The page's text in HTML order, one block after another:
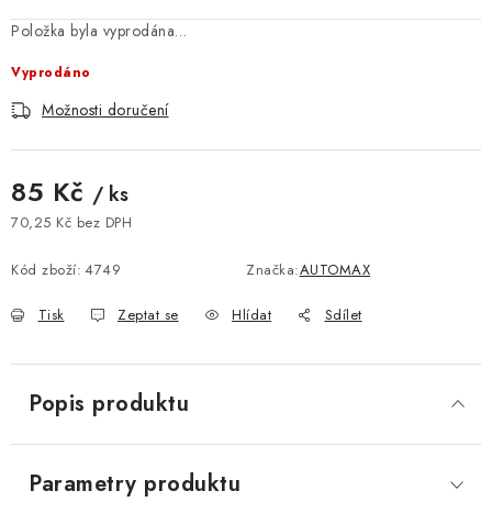
Položka byla vyprodána…
Vyprodáno
Možnosti doručení
85 Kč / ks
70,25 Kč bez DPH
Kód zboží: 4749 Značka:AUTOMAX
Tisk Zeptat se Hlídat Sdílet
Popis produktu
Parametry produktu